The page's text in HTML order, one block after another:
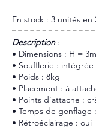
En stock : 3 unités
​Description:
• Dimensions : H =
• Soufflerie : intégrée
• Poids : 8kg
• Placement : à
• Points d'attache :
• Temps de gonflage
• Rétroéclairage : oui